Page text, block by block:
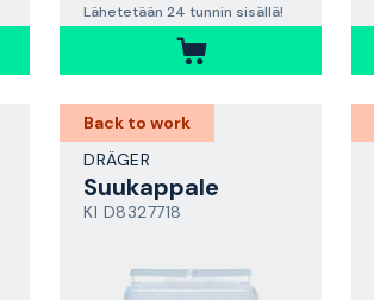
Lähetetään 24 tunnin sisällä!
Back to work
DRÄGER
Suukappale
KI D8327718